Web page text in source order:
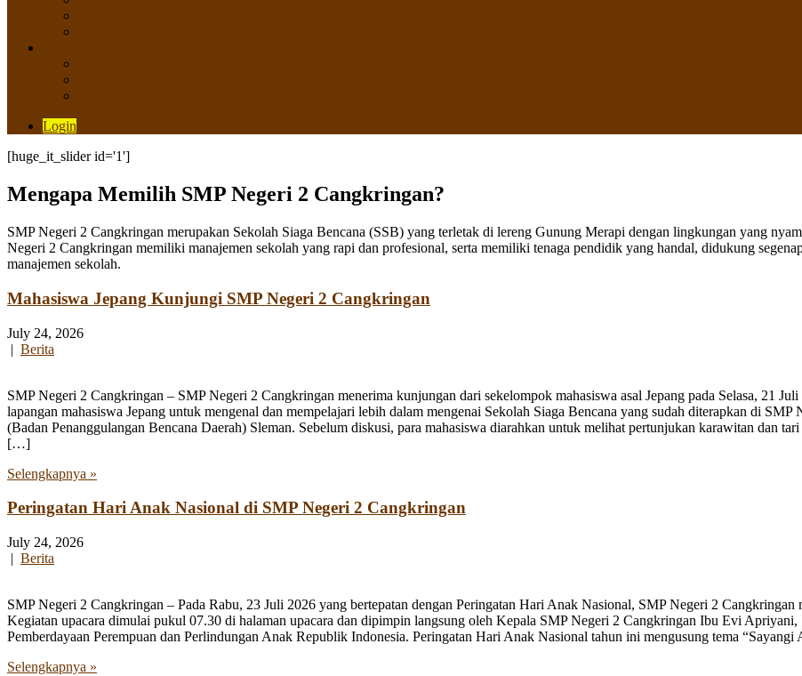
Login
[huge_it_slider id='1']
Mengapa Memilih SMP Negeri 2 Cangkringan?
SMP Negeri 2 Cangkringan merupakan Sekolah Siaga Bencana (SSB) yang terletak di lereng Gunung Merapi dengan lingkungan yang
Negeri 2 Cangkringan memiliki manajemen sekolah yang rapi dan profesional, serta memiliki tenaga pendidik yang handal, didukung
manajemen sekolah.
Mahasiswa Jepang Kunjungi SMP Negeri 2 Cangkringan
July 24, 2026
| Berita
SMP Negeri 2 Cangkringan – SMP Negeri 2 Cangkringan menerima kunjungan dari sekelompok mahasiswa asal Jepang pada Selasa, 21
lapangan mahasiswa Jepang untuk mengenal dan mempelajari lebih dalam mengenai Sekolah Siaga Bencana yang sudah diterapkan di
(Badan Penanggulangan Bencana Daerah) Sleman. Sebelum diskusi, para mahasiswa diarahkan untuk melihat pertunjukan karawitan dan
[…]
Selengkapnya »
Peringatan Hari Anak Nasional di SMP Negeri 2 Cangkringan
July 24, 2026
| Berita
SMP Negeri 2 Cangkringan – Pada Rabu, 23 Juli 2026 yang bertepatan dengan Peringatan Hari Anak Nasional, SMP Negeri 2 Cangkringan
Kegiatan upacara dimulai pukul 07.30 di halaman upacara dan dipimpin langsung oleh Kepala SMP Negeri 2 Cangkringan Ibu Evi Apriyani,
Pemberdayaan Perempuan dan Perlindungan Anak Republik Indonesia. Peringatan Hari Anak Nasional tahun ini mengusung tema
Selengkapnya »